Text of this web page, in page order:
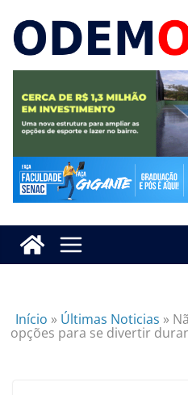
Início » Últimas Noticias »
opções para se divertir